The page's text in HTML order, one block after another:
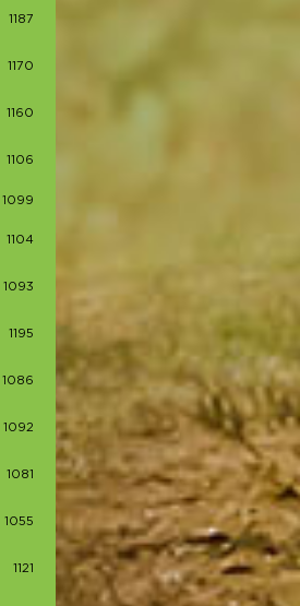
1187
1170
1160
1106
1099
1104
1093
1195
1086
1092
1081
1055
1121